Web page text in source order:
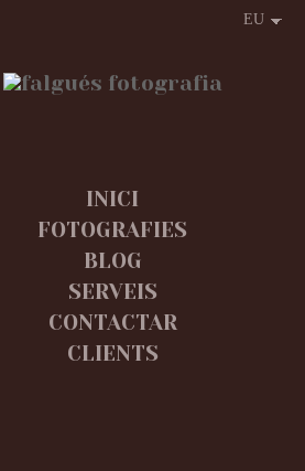
INICI
FOTOGRAFIES
BLOG
SERVEIS
CONTACTAR
CLIENTS